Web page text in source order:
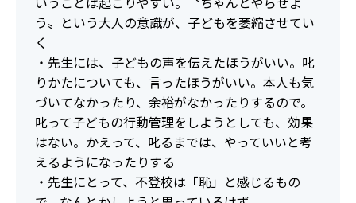
う〟という大人の意識が、子どもを萎縮させてい
く
・先生には、子どもの声を伝えたほうがいい。叱
りかたについても、言ったほうがいい。本人も気
づいてなかったり、余裕がなかったりするので。
叱って子どもの行動管理をしようとしても、効果
はない。かえって、叱るまでは、やっていいと考
えるようになったりする
・先生にとって、不登校は「恥」と感じるもの